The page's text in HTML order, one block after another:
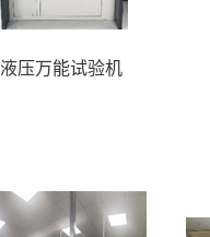
液压万能试验机